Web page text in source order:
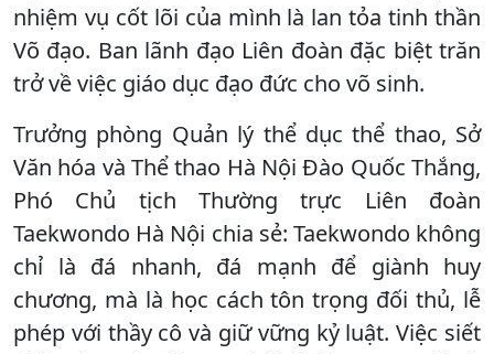
nhiệm vụ cốt lõi của mình là lan tỏa tinh thần
Võ đạo. Ban lãnh đạo Liên đoàn đặc biệt trăn
trở về việc giáo dục đạo đức cho võ sinh.
Trưởng phòng Quản lý thể dục thể thao, Sở
Văn hóa và Thể thao Hà Nội Đào Quốc Thắng,
Phó Chủ tịch Thường trực Liên đoàn
Taekwondo Hà Nội chia sẻ: Taekwondo không
chỉ là đá nhanh, đá mạnh để giành huy
chương, mà là học cách tôn trọng đối thủ, lễ
phép với thầy cô và giữ vững kỷ luật. Việc siết